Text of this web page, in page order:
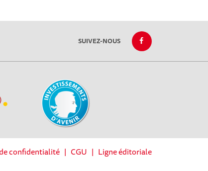
SUIVEZ-NOUS
confidentialité| CGU | Ligne éditoriale